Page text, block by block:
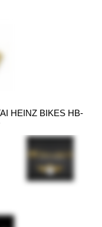
HEINZ BIKES HB-